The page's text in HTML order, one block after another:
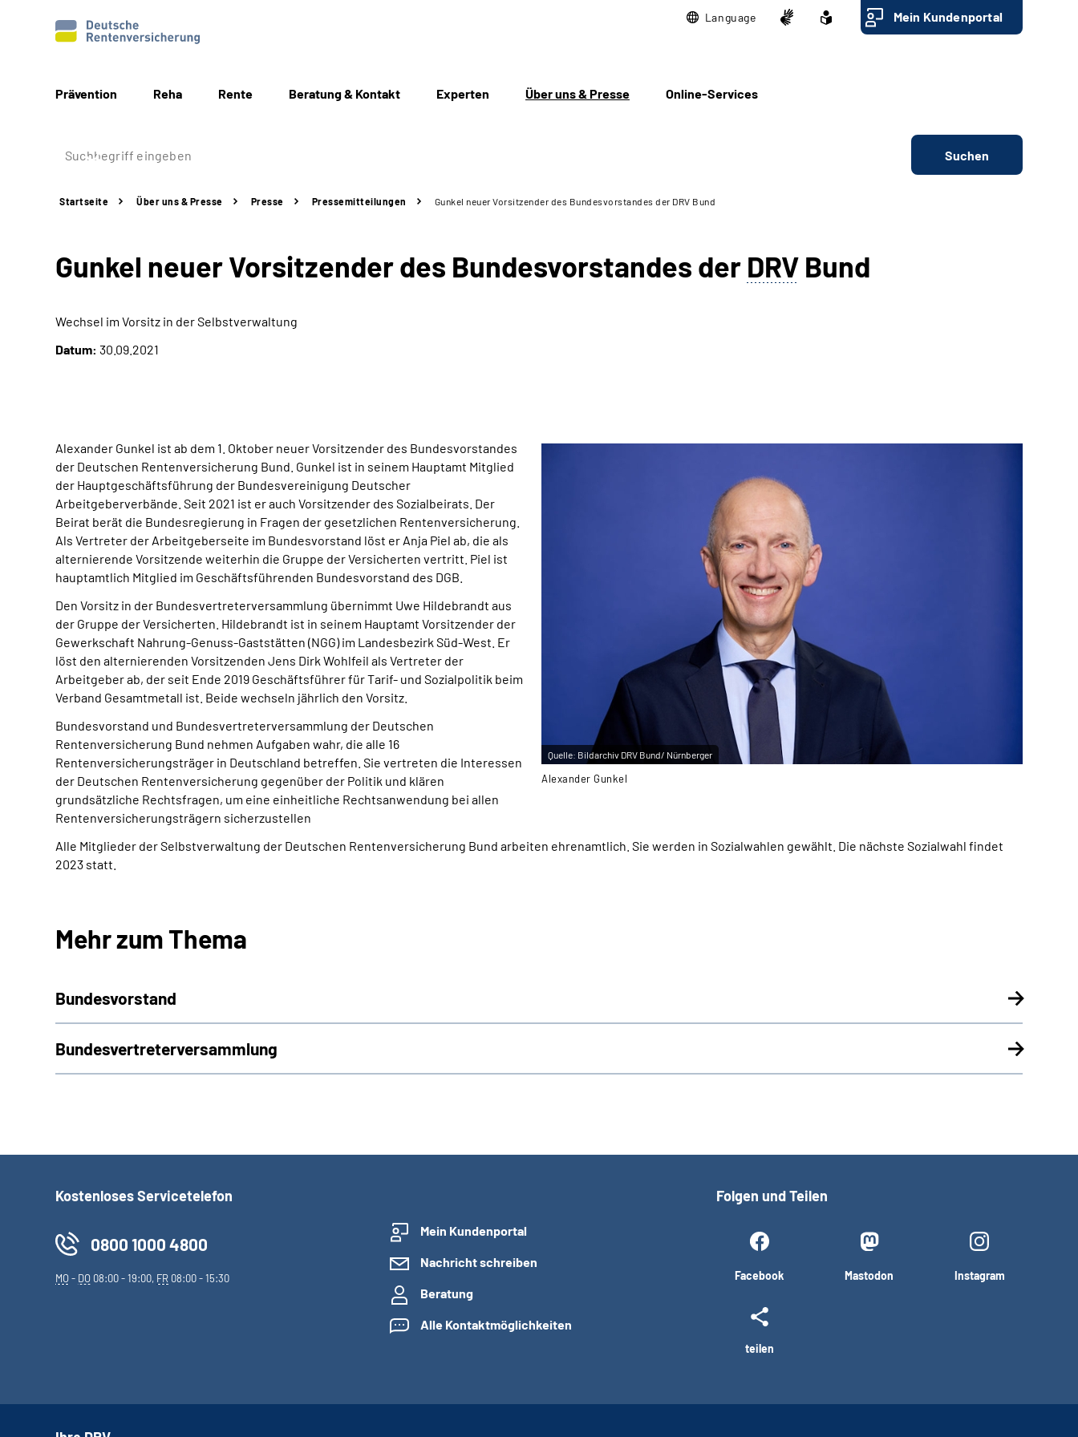
Language Mein Kundenportal
Prävention Reha Rente Beratung & Kontakt Experten Über uns & Presse Online-Services
Suchen
Startseite Über uns & Presse Presse Pressemitteilungen Gunkel neuer Vorsitzender des Bundesvorstandes der DRV Bund
Gunkel neuer Vorsitzender des Bundesvorstandes der DRV Bund
Wechsel im Vorsitz in der Selbstverwaltung
Datum: 30.09.2021
Quelle: Bildarchiv DRV Bund/ Nürnberger
Alexander Gunkel
Alexander Gunkel ist ab dem 1. Oktober neuer Vorsitzender des Bundesvorstandes
der Deutschen Rentenversicherung Bund. Gunkel ist in seinem Hauptamt Mitglied
der Hauptgeschäftsführung der Bundesvereinigung Deutscher
Arbeitgeberverbände. Seit 2021 ist er auch Vorsitzender des Sozialbeirats. Der
Beirat berät die Bundesregierung in Fragen der gesetzlichen Rentenversicherung.
Als Vertreter der Arbeitgeberseite im Bundesvorstand löst er Anja Piel ab, die als
alternierende Vorsitzende weiterhin die Gruppe der Versicherten vertritt. Piel ist
hauptamtlich Mitglied im Geschäftsführenden Bundesvorstand des DGB.
Den Vorsitz in der Bundesvertreterversammlung übernimmt Uwe Hildebrandt aus
der Gruppe der Versicherten. Hildebrandt ist in seinem Hauptamt Vorsitzender der
Gewerkschaft Nahrung-Genuss-Gaststätten (NGG) im Landesbezirk Süd-West. Er
löst den alternierenden Vorsitzenden Jens Dirk Wohlfeil als Vertreter der
Arbeitgeber ab, der seit Ende 2019 Geschäftsführer für Tarif- und Sozialpolitik beim
Verband Gesamtmetall ist. Beide wechseln jährlich den Vorsitz.
Bundesvorstand und Bundesvertreterversammlung der Deutschen
Rentenversicherung Bund nehmen Aufgaben wahr, die alle 16
Rentenversicherungsträger in Deutschland betreffen. Sie vertreten die Interessen
der Deutschen Rentenversicherung gegenüber der Politik und klären
grundsätzliche Rechtsfragen, um eine einheitliche Rechtsanwendung bei allen
Rentenversicherungsträgern sicherzustellen
Alle Mitglieder der Selbstverwaltung der Deutschen Rentenversicherung Bund arbeiten ehrenamtlich. Sie werden in Sozialwahlen gewählt. Die nächste Sozialwahl findet
2023 statt.
Mehr zum Thema
Bundesvorstand
Bundesvertreter­versammlung
Kostenloses Servicetelefon
0800 1000 4800
MO- DO 08:00 - 19:00, FR 08:00 - 15:30
Mein Kundenportal
Nachricht schreiben
Beratung
Alle Kontaktmöglichkeiten
Folgen und Teilen
Facebook Mastodon Instagram
teilen